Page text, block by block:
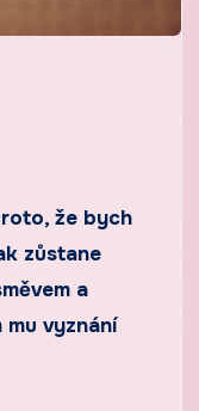
že bych
zůstane
a
vyznání